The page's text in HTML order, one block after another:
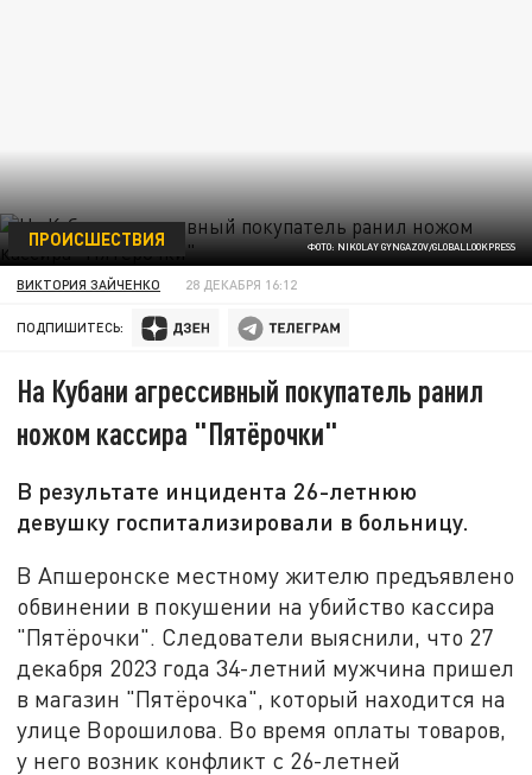
ФОТО: NIKOLAY GYNGAZOV/GLOBALLOOKPRESS
ПРОИСШЕСТВИЯ
ВИКТОРИЯ ЗАЙЧЕНКО 28 ДЕКАБРЯ 16:12
ПОДПИШИТЕСЬ:
На Кубани агрессивный покупатель ранил
ножом кассира "Пятёрочки"
В результате инцидента 26-летнюю
девушку госпитализировали в больницу.
В Апшеронске местному жителю предъявлено
обвинении в покушении на убийство кассира
"Пятёрочки". Следователи выяснили, что 27
декабря 2023 года 34-летний мужчина пришел
в магазин "Пятёрочка", который находится на
улице Ворошилова. Во время оплаты товаров,
у него возник конфликт с 26-летней